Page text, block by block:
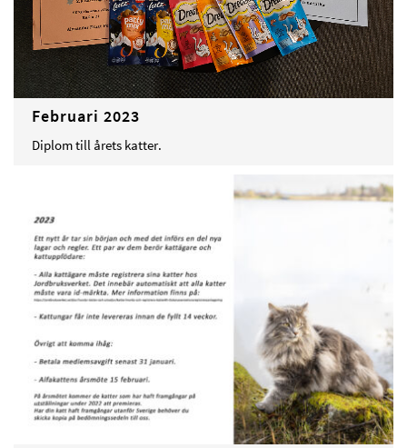
Februari 2023
Diplom till årets katter.